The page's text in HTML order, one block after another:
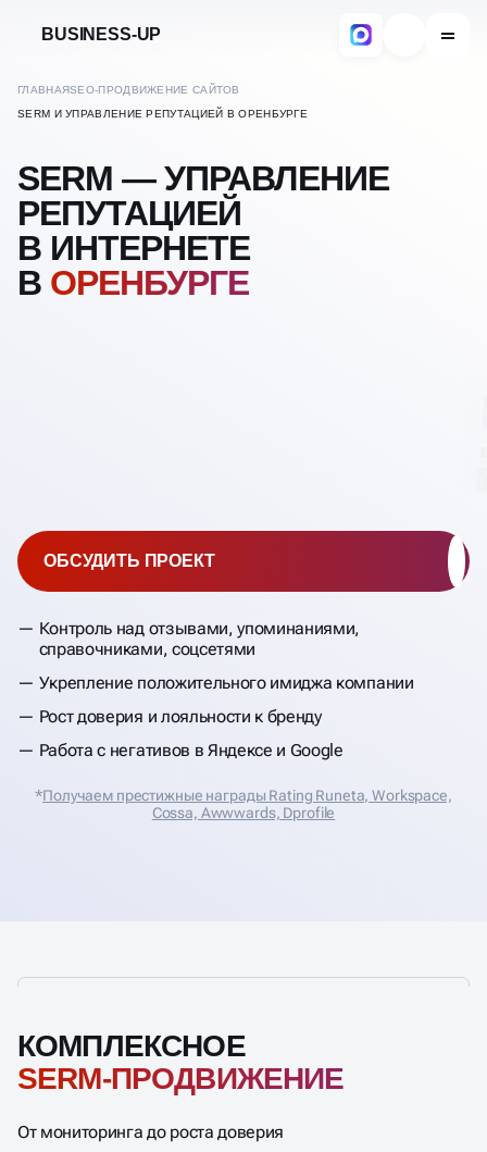
BUSINESS-UP
ГЛАВНАЯSEO-ПРОДВИЖЕНИЕ САЙТОВ
SERM И УПРАВЛЕНИЕ РЕПУТАЦИЕЙ В ОРЕНБУРГЕ
SERM — УПРАВЛЕНИЕ
РЕПУТАЦИЕЙ
В ИНТЕРНЕТЕ
В ОРЕНБУРГЕ
Контроль над отзывами, упоминаниями,
справочниками, соцсетями
Укрепление положительного имиджа компании
Рост доверия и лояльности к бренду
Работа с негативов в Яндексе и Google
ОБСУДИТЬ ПРОЕКТ
*Получаем престижные награды Rating Runeta, Workspace,
Cossa, Аwwwards, Dprofile
КОМПЛЕКСНОЕ
SERM-ПРОДВИЖЕНИЕ
От мониторинга до роста доверия